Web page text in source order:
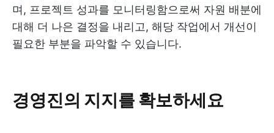
며, 프로젝트 성과를 모니터링함으로써 자원 배분에
대해 더 나은 결정을 내리고, 해당 작업에서 개선이
필요한 부분을 파악할 수 있습니다.
경영진의 지지를 확보하세요